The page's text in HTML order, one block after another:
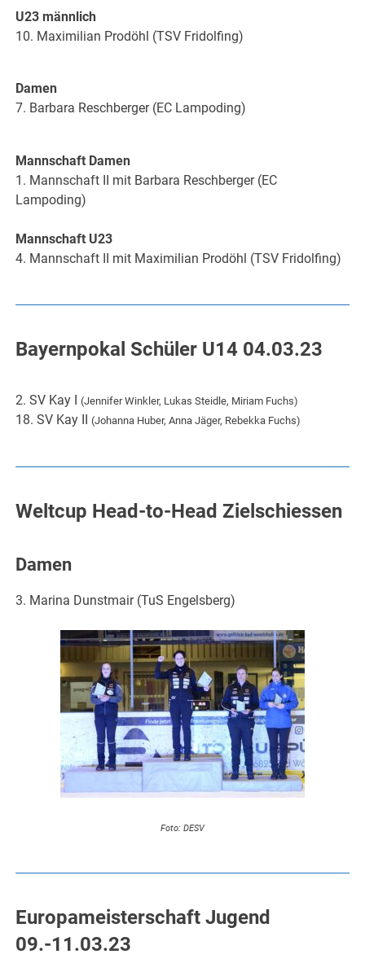
U23 männlich
10. Maximilian Prodöhl (TSV Fridolfing)
Damen
7. Barbara Reschberger (EC Lampoding)
Mannschaft Damen
1. Mannschaft II mit Barbara Reschberger (EC
Lampoding)
Mannschaft U23
4. Mannschaft II mit Maximilian Prodöhl (TSV Fridolfing)
Bayernpokal Schüler U14 04.03.23
2. SV Kay I(Jennifer Winkler, Lukas Steidle, Miriam Fuchs)
18. SV Kay II(Johanna Huber, Anna Jäger, Rebekka Fuchs)
Weltcup Head-to-Head Zielschiessen
Damen
3. Marina Dunstmair (TuS Engelsberg)
Foto: DESV
Europameisterschaft Jugend
09.-11.03.23